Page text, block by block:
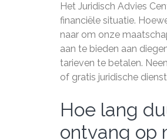
Het Juridisch Advies
financiële situatie.
naar om onze
aan te bieden aan
tarieven te betalen.
of gratis juridische
Hoe lang
ontvang op